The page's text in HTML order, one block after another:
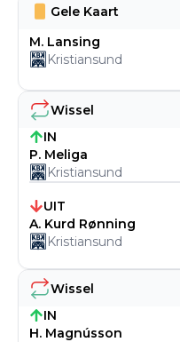
Wissel
IN
H. Magnússon
Wissel
IN
P. Meliga
Kristiansund
UIT
A. Kurd Rønning
Kristiansund
Gele Kaart
M. Lansing
Kristiansund